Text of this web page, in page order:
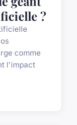
?
comme
l'impact